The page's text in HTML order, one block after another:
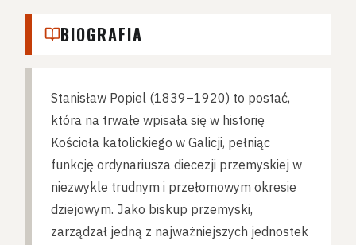
BIOGRAFIA
Stanisław Popiel (1839–1920) to postać,
która na trwałe wpisała się w historię
Kościoła katolickiego w Galicji, pełniąc
funkcję ordynariusza diecezji przemyskiej w
niezwykle trudnym i przełomowym okresie
dziejowym. Jako biskup przemyski,
zarządzał jedną z najważniejszych jednostek